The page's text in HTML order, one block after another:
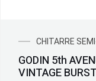
CHITARRE
GODIN 5th
VINTAGE BURST